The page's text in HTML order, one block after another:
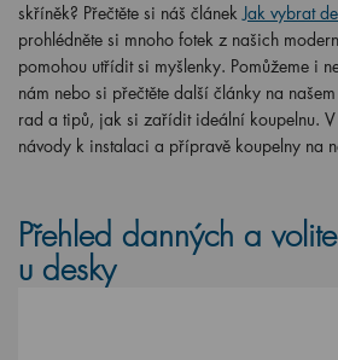
skříněk? Přečtěte si náš článek Jak vybrat
prohlédněte si mnoho fotek z našich
pomohou utřídit si myšlenky. Pomůžeme i
nám nebo si přečtěte další články na našem
rad a tipů, jak si zařídit ideální koupelnu. V
návody k instalaci a přípravě koupelny na
Přehled danných a
u desky